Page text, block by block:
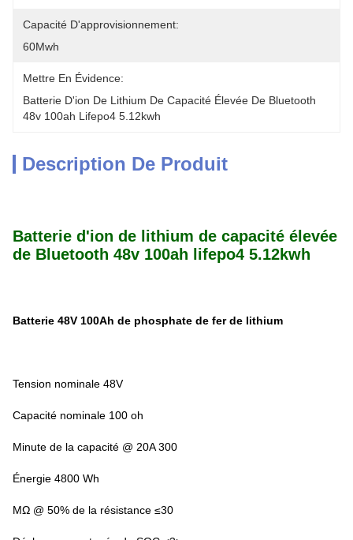
Capacité D'approvisionnement:
60Mwh
Mettre En Évidence:
Batterie D'ion De Lithium De Capacité Élevée De Bluetooth
48v 100ah Lifepo4 5.12kwh
Description De Produit
Batterie d'ion de lithium de capacité élevée
de Bluetooth 48v 100ah lifepo4 5.12kwh
Batterie 48V 100Ah de phosphate de fer de lithium
Tension nominale 48V
Capacité nominale 100 oh
Minute de la capacité @ 20A 300
Énergie 4800 Wh
MΩ @ 50% de la résistance ≤30